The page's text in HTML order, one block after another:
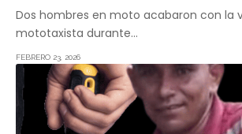
Dos hombres en moto acabaron con la
mototaxista durante…
FEBRERO 23, 2026